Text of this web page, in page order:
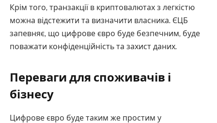
Крім того, транзакції в криптовалютах з легкістю
можна відстежити та визначити власника. ЄЦБ
запевняє, що цифрове євро буде безпечним, буде
поважати конфіденційність та захист даних.
Переваги для споживачів і
бізнесу
Цифрове євро буде таким же простим у